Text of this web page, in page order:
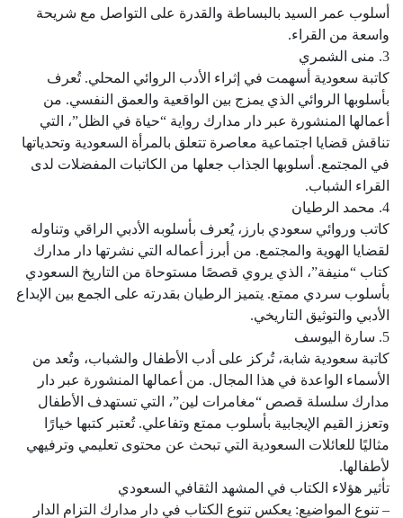
أسلوب عمر السيد بالبساطة والقدرة على التواصل مع شريحة
واسعة من القراء.
3. منى الشمري
كاتبة سعودية أسهمت في إثراء الأدب الروائي المحلي. تُعرف
بأسلوبها الروائي الذي يمزج بين الواقعية والعمق النفسي. من
أعمالها المنشورة عبر دار مدارك رواية “حياة في الظل”، التي
تناقش قضايا اجتماعية معاصرة تتعلق بالمرأة السعودية وتحدياتها
في المجتمع. أسلوبها الجذاب جعلها من الكاتبات المفضلات لدى
القراء الشباب.
4. محمد الرطيان
كاتب وروائي سعودي بارز، يُعرف بأسلوبه الأدبي الراقي وتناوله
لقضايا الهوية والمجتمع. من أبرز أعماله التي نشرتها دار مدارك
كتاب “منيفة”، الذي يروي قصصًا مستوحاة من التاريخ السعودي
بأسلوب سردي ممتع. يتميز الرطيان بقدرته على الجمع بين الإبداع
الأدبي والتوثيق التاريخي.
5. سارة اليوسف
كاتبة سعودية شابة، تُركز على أدب الأطفال والشباب، وتُعد من
الأسماء الواعدة في هذا المجال. من أعمالها المنشورة عبر دار
مدارك سلسلة قصص “مغامرات لين”، التي تستهدف الأطفال
وتعزز القيم الإيجابية بأسلوب ممتع وتفاعلي. تُعتبر كتبها خيارًا
مثاليًا للعائلات السعودية التي تبحث عن محتوى تعليمي وترفيهي
لأطفالها.
تأثير هؤلاء الكتاب في المشهد الثقافي السعودي
– تنوع المواضيع: يعكس تنوع الكتاب في دار مدارك التزام الدار